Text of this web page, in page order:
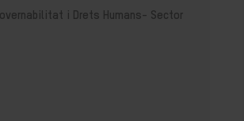
i Drets Humans- Sector